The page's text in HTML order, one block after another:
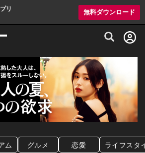
リ 無料ダウンロード
グルメ情報・プレミアムレストラン予約
ム グルメ 恋愛 ライフスタ